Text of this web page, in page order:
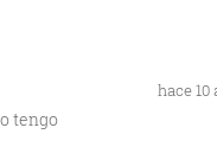
tengo
hace 10